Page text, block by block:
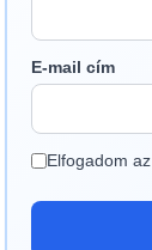
E-mail cím
Elfogadom az